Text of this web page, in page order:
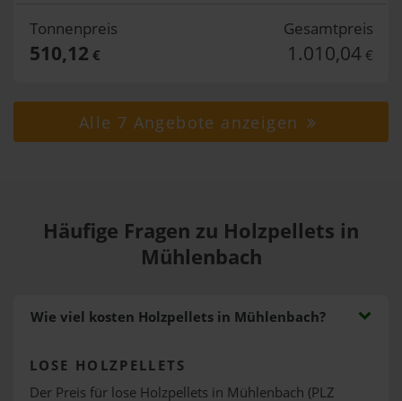
Tonnenpreis
510,12 €
Gesamtpreis
1.010,04 €
Alle 7 Angebote anzeigen
Häufige Fragen zu Holzpellets in
Mühlenbach
Wie viel kosten Holzpellets in Mühlenbach?
LOSE HOLZPELLETS
Der Preis für lose Holzpellets in Mühlenbach (PLZ